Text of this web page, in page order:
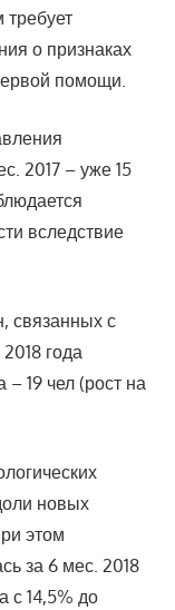
о признаках
помощи.
2017 – уже 15
вследствие
связанных с
года
– 19 чел (рост на
новых
этом
за 6 мес. 2018
с 14,5% до